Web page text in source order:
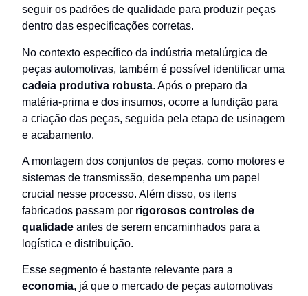
seguir os padrões de qualidade para produzir peças
dentro das especificações corretas.
No contexto específico da indústria metalúrgica de
peças automotivas, também é possível identificar uma
cadeia produtiva robusta. Após o preparo da
matéria-prima e dos insumos, ocorre a fundição para
a criação das peças, seguida pela etapa de usinagem
e acabamento.
A montagem dos conjuntos de peças, como motores e
sistemas de transmissão, desempenha um papel
crucial nesse processo. Além disso, os itens
fabricados passam por rigorosos controles de
qualidade antes de serem encaminhados para a
logística e distribuição.
Esse segmento é bastante relevante para a
economia, já que o mercado de peças automotivas